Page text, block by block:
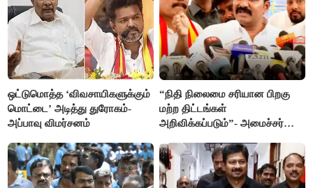
ஒட்டுமொத்த ‘விவசாயிகளுக்கும்
மொட்டை’ அடித்து துரோகம்-
அப்பாவு விமர்சனம்
“நிதி நிலைமை சரியான பிறகு
மற்ற திட்டங்கள்
அறிவிக்கப்படும்”- அமைச்சர்